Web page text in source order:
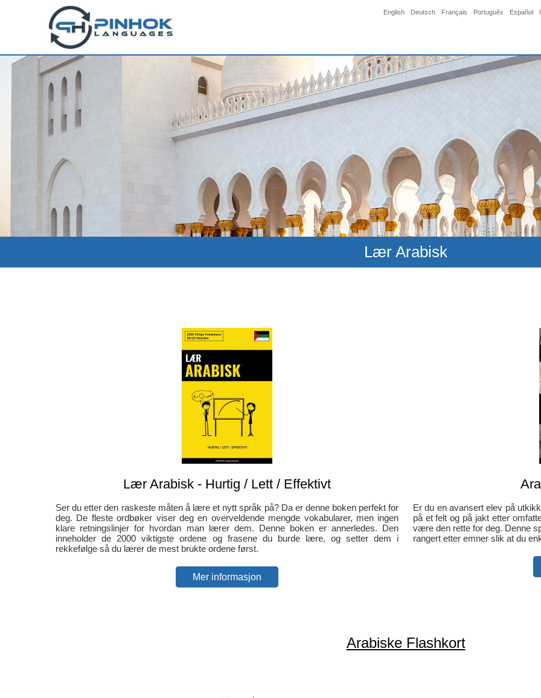
English Deutsch Français Português Español
Lær Arabisk
Lær Arabisk - Hurtig / Lett / Effektivt
Ser du etter den raskeste måten å lære et nytt språk på? Da er denne boken perfekt for
deg. De fleste ordbøker viser deg en overveldende mengde vokabularer, men ingen
klare retningslinjer for hvordan man lærer dem. Denne boken er annerledes. Den
inneholder de 2000 viktigste ordene og frasene du burde lære, og setter dem i
rekkefølge så du lærer de mest brukte ordene først.
Mer informasjon
Er du en avansert elev på
på et felt og på jakt etter
være den rette for deg. Denne
rangert etter emner slik at du
Arabiske Flashkort